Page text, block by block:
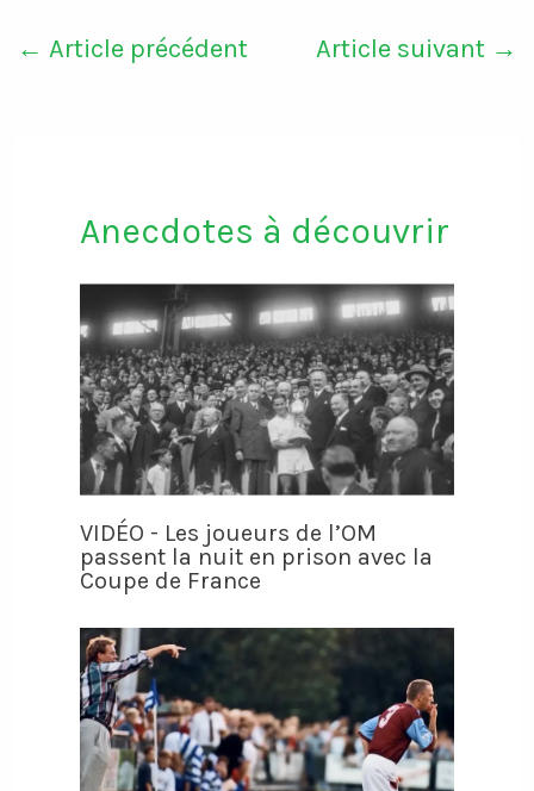
← Article précédent Article suivant →
Anecdotes à découvrir
VIDÉO - Les joueurs de l’OM
passent la nuit en prison avec la
Coupe de France